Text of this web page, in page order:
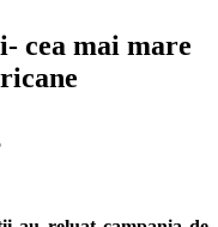
cea mai mare